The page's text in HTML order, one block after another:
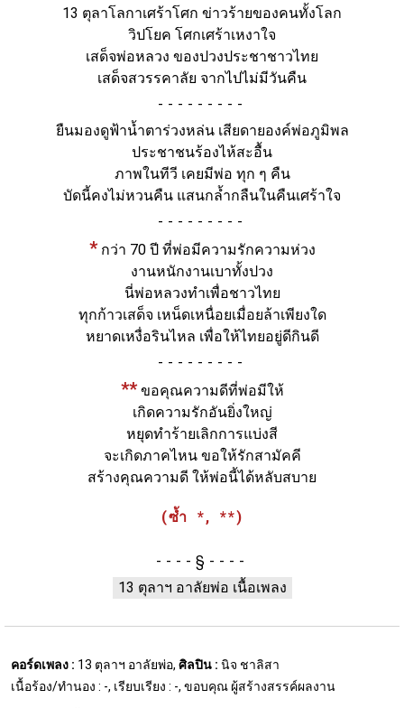
13 ตุลาโลกาเศร้าโศก ข่าวร้ายของคนทั้งโลก
วิปโยค โศกเศร้าเหงาใจ
เสด็จพ่อหลวง ของปวงประชาชาวไทย
เสด็จสวรรคาลัย จากไปไม่มีวันคืน
-
ยืนมองดูฟ้าน้ำตาร่วงหล่น เสียดายองค์พ่อภูมิพล
ประชาชนร้องไห้สะอื้น
ภาพในทีวี เคยมีพ่อ ทุก ๆ คืน
บัดนี้คงไม่หวนคืน แสนกล้ำกลืนในคืนเศร้าใจ
-
*กว่า 70 ปี ที่พ่อมีความรักความห่วง
งานหนักงานเบาทั้งปวง
นี่พ่อหลวงทำเพื่อชาวไทย
ทุกก้าวเสด็จ เหน็ดเหนื่อยเมื่อยล้าเพียงใด
หยาดเหงื่อรินไหล เพื่อให้ไทยอยู่ดีกินดี
-
**ขอคุณความดีที่พ่อมีให้
เกิดความรักอันยิ่งใหญ่
หยุดทำร้ายเลิกการแบ่งสี
จะเกิดภาคไหน ขอให้รักสามัคคี
สร้างคุณความดี ให้พ่อนี้ได้หลับสบาย
(ซ้ำ *, **)
§
13 ตุลาฯ อาลัยพ่อ เนื้อเพลง
คอร์ดเพลง : 13 ตุลาฯ อาลัยพ่อ, ศิลปิน : นิจ ชาลิสา
เนื้อร้อง/ทำนอง : -, เรียบเรียง : -, ขอบคุณ ผู้สร้างสรรค์ผลงาน